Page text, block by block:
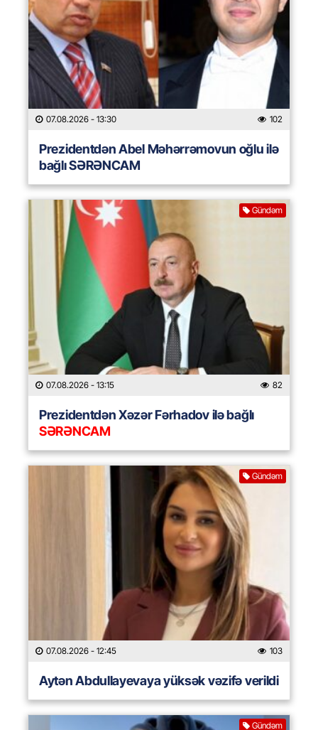
07.08.2026 - 13:30 102
Prezidentdən Abel Məhərrəmovun oğlu ilə
bağlı SƏRƏNCAM
Gündəm
07.08.2026 - 13:15 82
Prezidentdən Xəzər Fərhadov ilə bağlı
SƏRƏNCAM
Gündəm
07.08.2026 - 12:45 103
Aytən Abdullayevaya yüksək vəzifə verildi
Gündəm